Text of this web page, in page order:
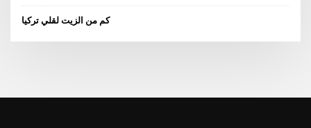
كم من الزيت لقلي تركيا